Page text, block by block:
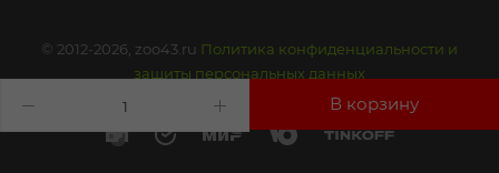
© 2012-2026, zoo43.ru Политика конфиденциальности и
защиты персональных данных